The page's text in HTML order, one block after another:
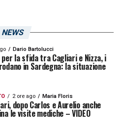
il tutto esaurito in
gli uomini diClaudio
TOP NEWS
NEWS
Dario Bartolucci
la sfida tra Cagliari e Nizza, i
in Sardegna: la situazione
2 ore ago Maria Floris
dopo Carlos e Aurelio anche
le visite mediche – VIDEO